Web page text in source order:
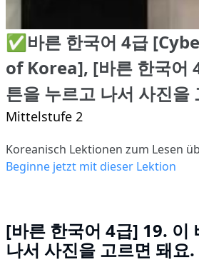
✅바른 한국어 4급
of Korea], [바른 한국어
튼을 누르고 나서 사진을
Mittelstufe 2
Koreanisch Lektionen zum Lesen
Beginne jetzt mit dieser Lektion
[바른 한국어 4급] 19. 이
나서 사진을 고르면 돼요.